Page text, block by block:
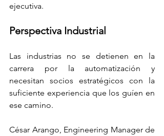
ejecutiva.
Perspectiva Industrial
Las industrias no se detienen en la
carrera por la automatización y
necesitan socios estratégicos con la
suficiente experiencia que los guíen en
ese camino.
César Arango, Engineering Manager de